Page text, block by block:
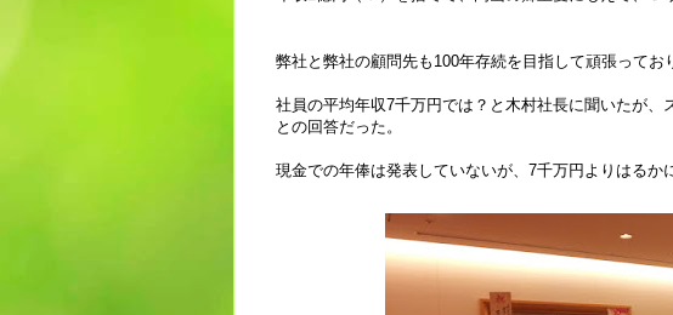
弊社と弊社の顧問先も100年存続を目指して頑張ってお
社員の平均年収7千万円では？と木村社長に聞いたが、
との回答だった。
現金での年俸は発表していないが、7千万円よりはるか